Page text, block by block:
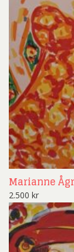
Marianne
2.500 kr